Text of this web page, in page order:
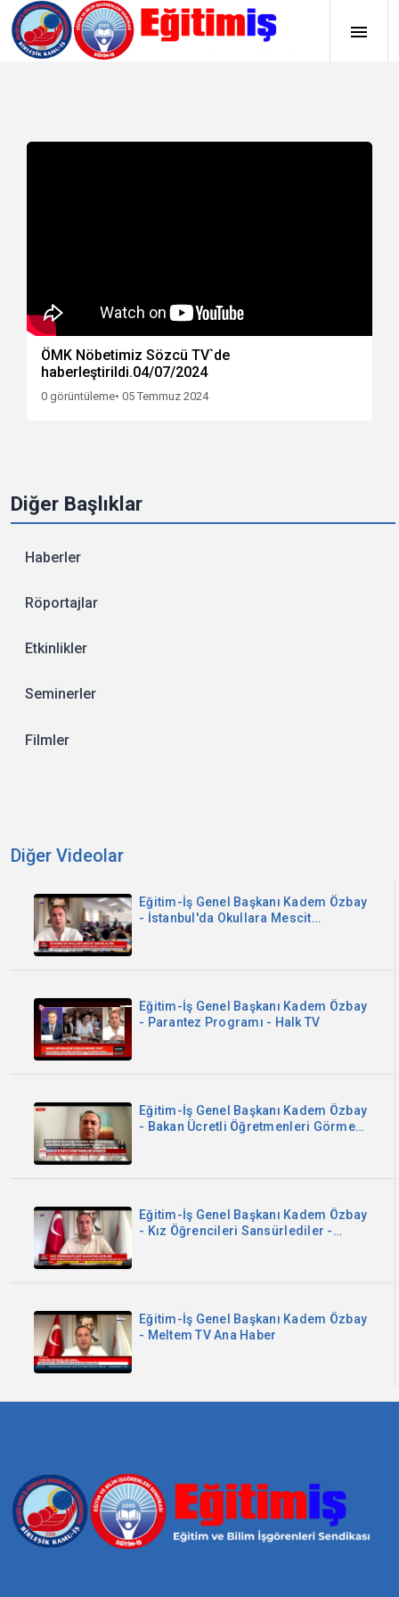
Diğer Başlıklar
Haberler
Röportajlar
Etkinlikler
Seminerler
Filmler
Diğer Videolar
Eğitim-İş Genel Başkanı Kadem Özbay
- İstanbul'da Okullara Mescit
Eğitim-İş Genel Başkanı Kadem Özbay
- Parantez Programı - Halk TV
Eğitim-İş Genel Başkanı Kadem Özbay
- Bakan Ücretli Öğretmenleri Görmedi
Eğitim-İş Genel Başkanı Kadem Özbay
- Kız Öğrencileri Sansürlediler -
Eğitim-İş Genel Başkanı Kadem Özbay
- Meltem TV Ana Haber
ÖMK Nöbetimiz Sözcü TV`de
haberleştirildi.04/07/2024
0 görüntüleme• 05 Temmuz 2024